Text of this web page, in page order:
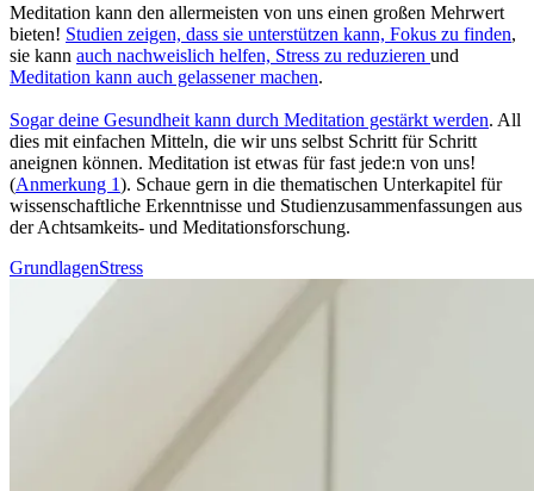
Meditation kann den allermeisten von uns einen großen Mehrwert
bieten! Stu­dien zeigen, dass sie unterstützen kann, Fokus zu finden,
sie kann auch nachweislich helfen, Stress zu redu­zie­ren und
Meditation kann auch gelas­se­ner machen.
Sogar deine Gesund­heit kann durch Medi­ta­tion gestärkt werden. All
dies mit ein­fa­chen Mit­teln, die wir uns selbst Schritt für Schritt
aneignen können. Meditation ist etwas für fast jede:n von uns!
(Anmerkung 1). Schaue gern in die thematischen Unterkapitel für
wissenschaftliche Erkenntnisse und Studienzusammenfassungen aus
der Achtsamkeits- und Meditationsforschung.
GrundlagenStress